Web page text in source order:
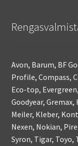
Avon, Barum, BF
Profile, Compass,
Eco-top,
Goodyear,
Meiler, Kleber,
Nexen, Nokian,
Syron, Tigar, Toyo,